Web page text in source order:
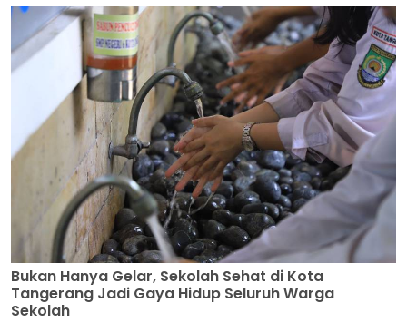
Bukan Hanya Gelar, Sekolah Sehat di Kota
Tangerang Jadi Gaya Hidup Seluruh Warga
Sekolah